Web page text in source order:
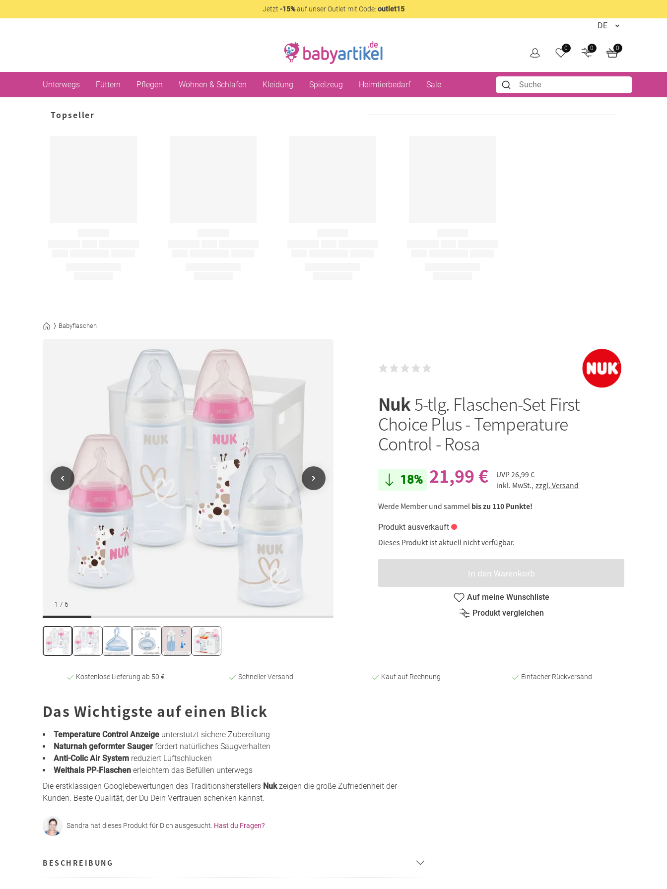
Jetzt -15%auf unser Outlet mit Code: outlet15
0 0 0
Unterwegs Füttern Pflegen Wohnen & Schlafen Kleidung Spielzeug Heimtierbedarf Sale
Topseller
Babyflaschen
1 / 6
Nuk5-tlg. Flaschen-Set First
Choice Plus - Temperature
Control - Rosa
18% 21,99 € UVP26,99 €
inkl. MwSt., zzgl. Versand
Werde Member und sammel bis zu 110 Punkte!
Produkt ausverkauft
Dieses Produkt ist aktuell nicht verfügbar.
In den Warenkorb
Auf meine Wunschliste
Produkt vergleichen
Kostenlose Lieferung ab 50 € Schneller Versand Kauf auf Rechnung Einfacher Rückversand
Das Wichtigste auf einen Blick
Temperature Control Anzeige unterstützt sichere Zubereitung
Naturnah geformter Sauger fördert natürliches Saugverhalten
Anti-Colic Air System reduziert Luftschlucken
Weithals PP‑Flaschen erleichtern das Befüllen unterwegs
Die erstklassigen Googlebewertungen des Traditionsherstellers Nukzeigen die große Zufriedenheit der
Kunden. Beste Qualität, der Du Dein Vertrauen schenken kannst.
Sandra hat dieses Produkt für Dich ausgesucht. Hast du Fragen?
BESCHREIBUNG